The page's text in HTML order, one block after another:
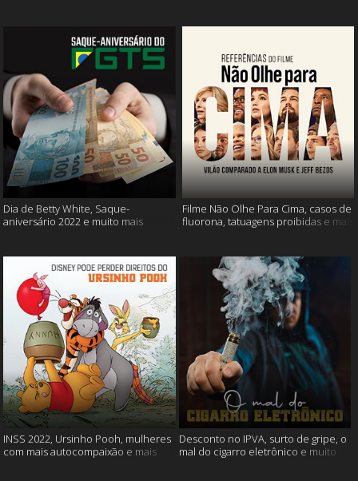
Dia de Betty White, Saque-
aniversário 2022 e muito mais
Filme Não Olhe Para Cima, casos de
fluorona, tatuagens proibidas e mais
INSS 2022, Ursinho Pooh, mulheres
com mais autocompaixão e mais
Desconto no IPVA, surto de gripe, o
mal do cigarro eletrônico e muito